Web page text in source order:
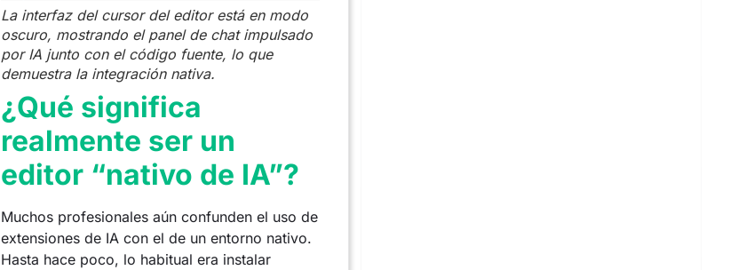
La interfaz del cursor del editor está en modo
oscuro, mostrando el panel de chat impulsado
por IA junto con el código fuente, lo que
demuestra la integración nativa.
¿Qué significa
realmente ser un
editor “nativo de IA”?
Muchos profesionales aún confunden el uso de
extensiones de IA con el de un entorno nativo.
Hasta hace poco, lo habitual era instalar